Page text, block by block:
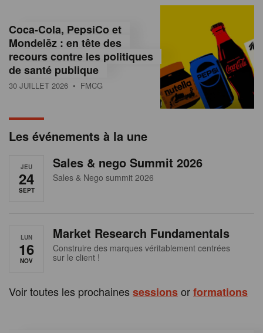
e
e
a
Coca-Cola, PepsiCo et
Mondelēz : en tête des
recours contre les politiques
de santé publique
30 JUILLET 2026 • FMCG
Les événements à la une
JEU
24
SEPT
Sales & nego Summit 2026
Sales & Nego summit 2026
LUN
16
NOV
Market Research Fundamentals
Construire des marques véritablement centrées
sur le client !
Voir toutes les prochaines sessionsorformations